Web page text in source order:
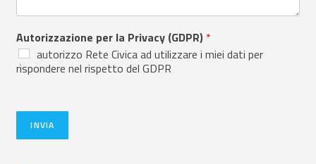
Autorizzazione per la Privacy (GDPR) *
autorizzo Rete Civica ad utilizzare i miei dati per
rispondere nel rispetto del GDPR
INVIA